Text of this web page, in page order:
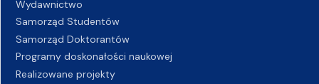
Wydawnictwo
Samorząd Studentów
Samorząd Doktorantów
Programy doskonałości naukowej
Realizowane projekty